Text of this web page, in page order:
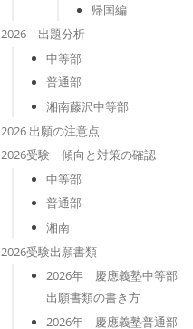
帰国編
2026 出題分析
中等部
普通部
湘南藤沢中等部
2026 出願の注意点
2026受験 傾向と対策の確認
中等部
普通部
湘南
2026受験出願書類
2026年 慶應義塾中等部
出願書類の書き方
2026年 慶應義塾普通部